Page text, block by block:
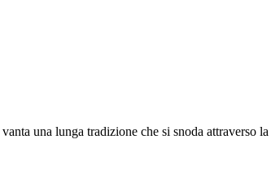
vanta una lunga tradizione che si snoda attraverso la